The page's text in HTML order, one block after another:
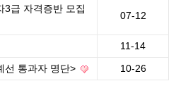
3급 자격증반 모집
07-12
11-14
선 통과자 명단>
10-26